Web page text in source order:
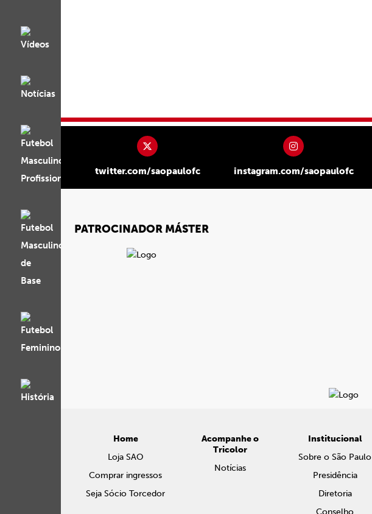
twitter.com/saopaulofc instagram.com/saopaulofc
PATROCINADOR MÁSTER
Home
Loja SAO
Comprar ingressos
Seja Sócio Torcedor
Acompanhe o
Tricolor
Notícias
Institucional
Sobre o São Paulo
Presidência
Diretoria
Conselho